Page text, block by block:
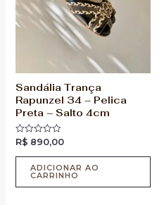
Sandália Trança
Rapunzel 34 – Pelica
Preta – Salto 4cm
Avaliação
de
R$ 890,00
ADICIONAR AO
CARRINHO